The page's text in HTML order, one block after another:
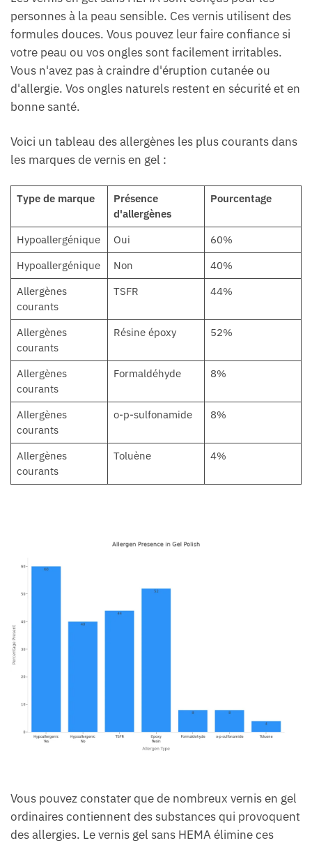
personnes à la peau sensible. Ces vernis utilisent des
formules douces. Vous pouvez leur faire confiance si
votre peau ou vos ongles sont facilement irritables.
Vous n'avez pas à craindre d'éruption cutanée ou
d'allergie. Vos ongles naturels restent en sécurité et en
bonne santé.
Voici un tableau des allergènes les plus courants dans
les marques de vernis en gel :
Type de marque
Présence
d'allergènes
Pourcentage
Hypoallergénique Oui
60%
Hypoallergénique
Non
40%
Allergènes
courants
TSFR 44%
Allergènes
courants
Résine époxy 52%
Allergènes
courants
Formaldéhyde 8%
Allergènes
courants
o-p-sulfonamide 8%
Allergènes
courants
Toluène 4%
Vous pouvez constater que de nombreux vernis en gel
ordinaires contiennent des substances qui provoquent
des allergies. Le vernis gel sans HEMA élimine ces